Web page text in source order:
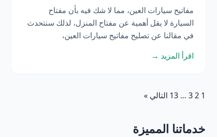
مفاتيح سيارات العين، مما لا شك فيه بأن مفتاح
السيارة لا يقل أهمية عن مفتاح المنزل، لذلك سنتحدث
في مقالنا عن تصليح مفاتيح سيارات العين،
اقرأ المزيد →
1
2
3
…
13 التالي »
خدماتنا المميزة